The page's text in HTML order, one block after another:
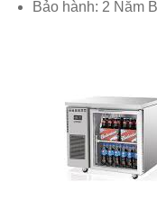
Bảo hành: 2 Năm